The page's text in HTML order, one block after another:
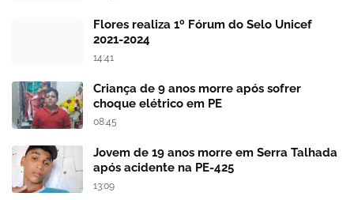
Flores realiza 1º Fórum do Selo Unicef
2021-2024
14:41
Criança de 9 anos morre após sofrer
choque elétrico em PE
08:45
Jovem de 19 anos morre em Serra Talhada
após acidente na PE-425
13:09